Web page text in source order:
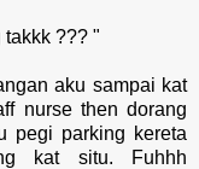
??? "
aku sampai kat
nurse then dorang
pegi parking kereta
kat situ. Fuhhh